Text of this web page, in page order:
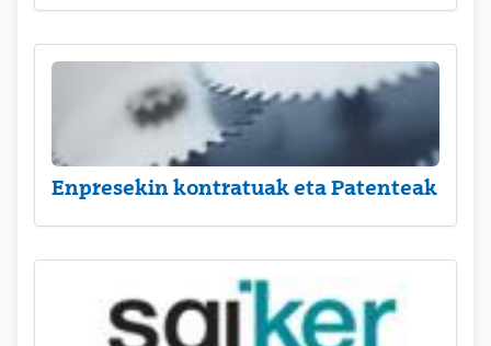
Enpresekin kontratuak eta Patenteak